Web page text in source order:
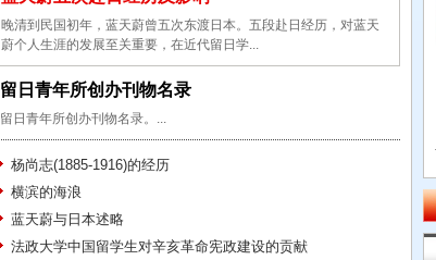
晚清到民国初年，蓝天蔚曾五次东渡日本。五段赴日经历，对蓝天
蔚个人生涯的发展至关重要，在近代留日学...
留日青年所创办刊物名录
留日青年所创办刊物名录。...
杨尚志(1885-1916)的经历
横滨的海浪
蓝天蔚与日本述略
法政大学中国留学生对辛亥革命宪政建设的贡献